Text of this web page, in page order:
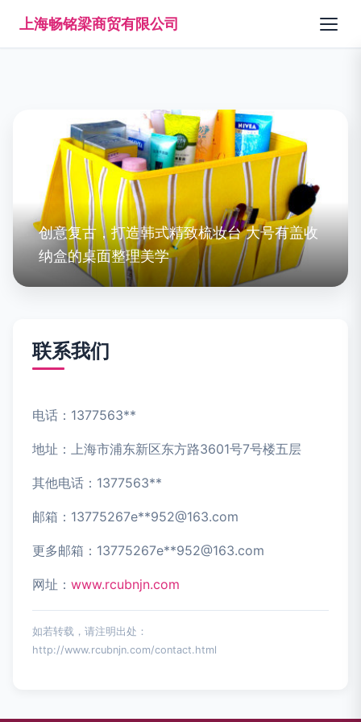
上海畅铭梁商贸有限公司
创意复古，打造韩式精致梳妆台 大号有盖收
纳盒的桌面整理美学
联系我们
电话：1377563**
地址：上海市浦东新区东方路3601号7号楼五层
其他电话：1377563**
邮箱：13775267e**952@163.com
更多邮箱：13775267e**952@163.com
网址： www.rcubnjn.com
如若转载，请注明出处：
http://www.rcubnjn.com/contact.html